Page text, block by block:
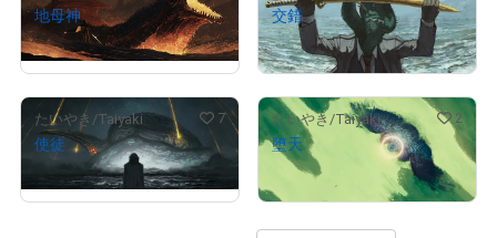
地母神
販売期間外
交錯
販売期間外
たいやき/Taiyaki 7
使徒
販売期間外
たいやき/Taiyaki 2
堕天
販売期間外